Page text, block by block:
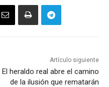
Artículo siguiente
El heraldo real abre el camino
de la ilusión que rematarán